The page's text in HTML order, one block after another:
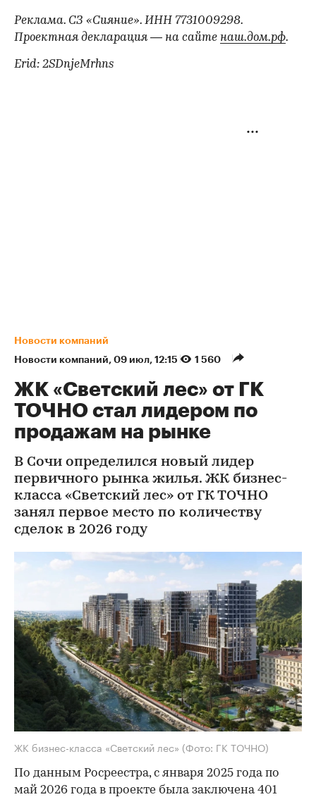
Реклама. СЗ «Сияние». ИНН 7731009298.
Проектная декларация — на сайте наш.дом.рф.
Erid: 2SDnjeMrhns
Новости компаний
Новости компаний⁠, 09 июл, 12:15 1 560
ЖК «Светский лес» от ГК
ТОЧНО стал лидером по
продажам на рынке
В Сочи определился новый лидер
первичного рынка жилья. ЖК бизнес-
класса «Светский лес» от ГК ТОЧНО
занял первое место по количеству
сделок в 2026 году
ЖК бизнес-класса «Светский лес» (Фото: ГК ТОЧНО)
По данным Росреестра, с января 2025 года по
май 2026 года в проекте была заключена 401